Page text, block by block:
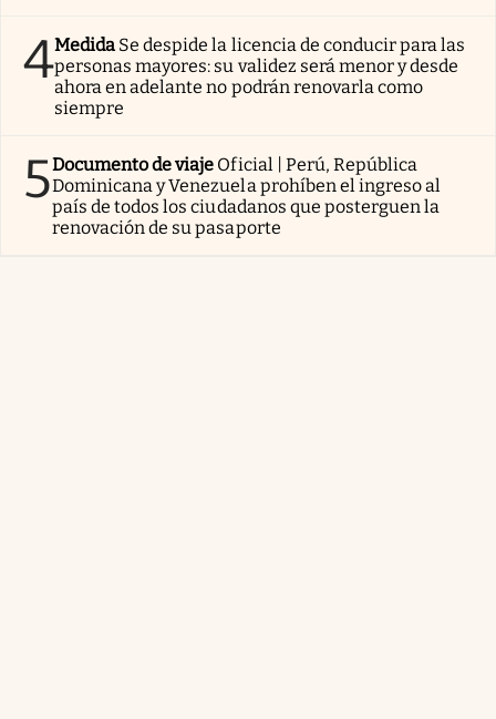
4Medida Se despide la licencia de conducir para las
personas mayores: su validez será menor y desde
ahora en adelante no podrán renovarla como
siempre
5Documento de viaje Oficial | Perú, República
Dominicana y Venezuela prohíben el ingreso al
país de todos los ciudadanos que posterguen la
renovación de su pasaporte